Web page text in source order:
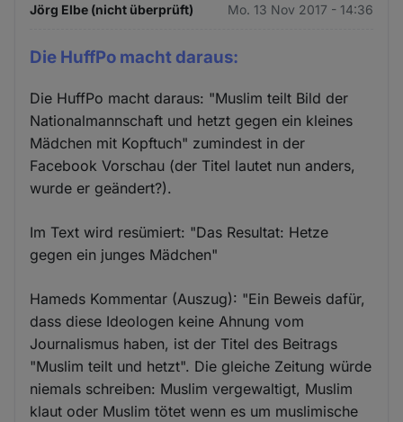
Jörg Elbe (nicht überprüft) Mo. 13 Nov 2017 - 14:36
Die HuffPo macht daraus:
Die HuffPo macht daraus: "Muslim teilt Bild der
Nationalmannschaft und hetzt gegen ein kleines
Mädchen mit Kopftuch" zumindest in der
Facebook Vorschau (der Titel lautet nun anders,
wurde er geändert?).
Im Text wird resümiert: "Das Resultat: Hetze
gegen ein junges Mädchen"
Hameds Kommentar (Auszug): "Ein Beweis dafür,
dass diese Ideologen keine Ahnung vom
Journalismus haben, ist der Titel des Beitrags
"Muslim teilt und hetzt". Die gleiche Zeitung würde
niemals schreiben: Muslim vergewaltigt, Muslim
klaut oder Muslim tötet wenn es um muslimische